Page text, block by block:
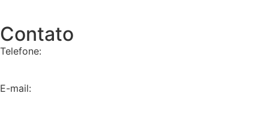
Contato
Telefone:
E-mail: